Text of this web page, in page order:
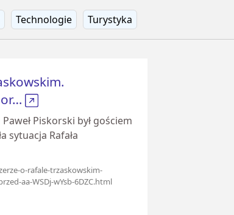
Technologie Turystyka
Piskorski był gościem
sytuacja Rafała
o-rafale-trzaskowskim-
aa-WSDj-wYsb-6DZC.html